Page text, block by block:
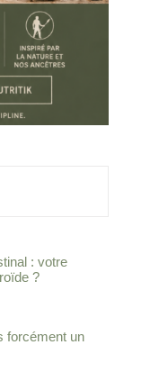
: votre
?
forcément un